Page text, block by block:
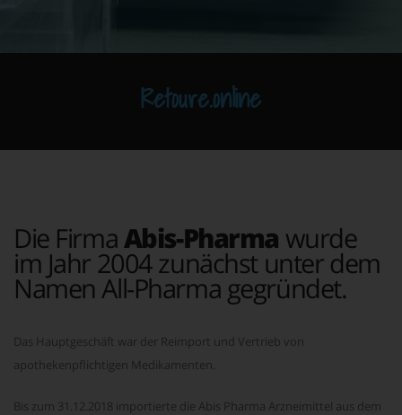
Retoure.online
Die Firma Abis-Pharma wurde
im Jahr 2004 zunächst unter dem
Namen All-Pharma gegründet.
Das Hauptgeschäft war der Reimport und Vertrieb von
apothekenpflichtigen Medikamenten.
Bis zum 31.12.2018 importierte die Abis Pharma Arzneimittel aus dem